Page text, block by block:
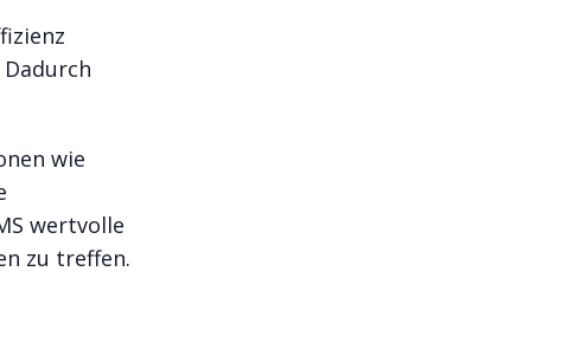
wie
wertvolle
zu treffen.